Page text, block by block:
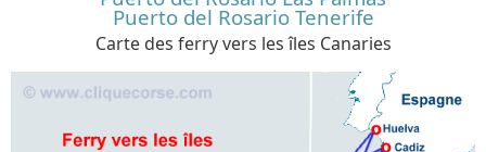
Puerto del Rosario Tenerife
Carte des ferry vers les îles Canaries